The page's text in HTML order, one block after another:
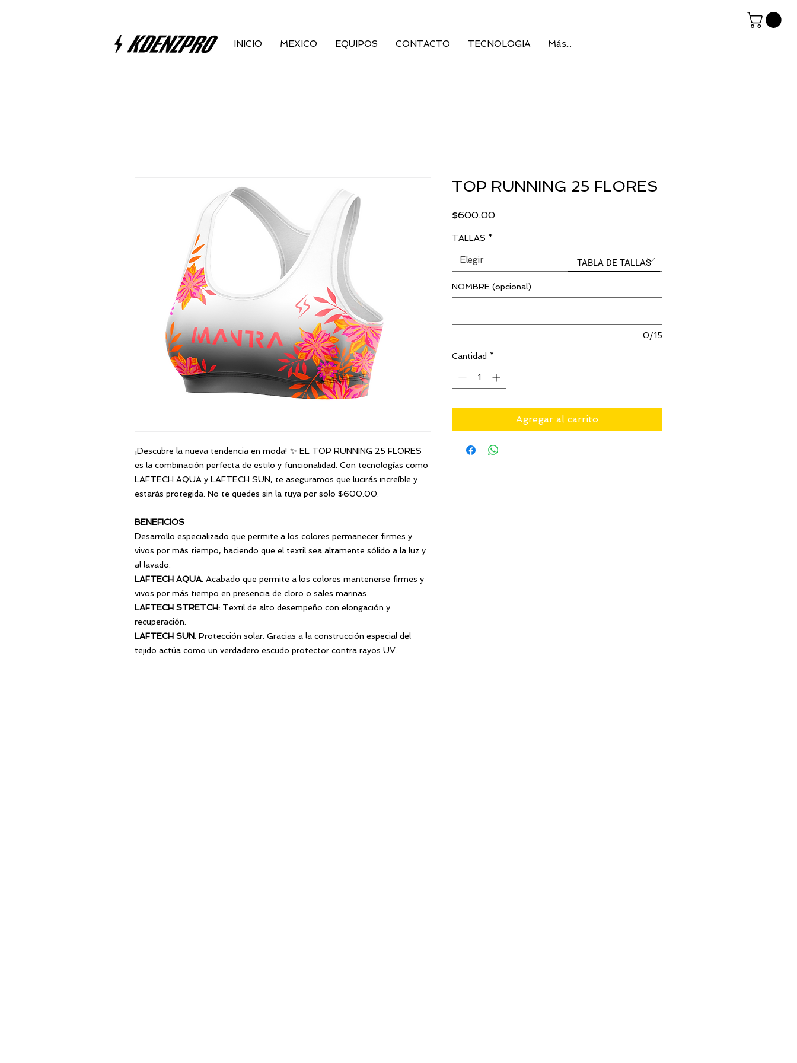
¡Descubre la nueva tendencia en moda! ✨ EL TOP RUNNING 25 FLORES
es la combinación perfecta de estilo y funcionalidad. Con tecnologías como
LAFTECH AQUA y LAFTECH SUN, te aseguramos que lucirás increíble y
estarás protegida. No te quedes sin la tuya por solo $600.00.
BENEFICIOS
Desarrollo especializado que permite a los colores permanecer firmes y
vivos por más tiempo, haciendo que el textil sea altamente sólido a la luz y
al lavado.
LAFTECH AQUA. Acabado que permite a los colores mantenerse firmes y
vivos por más tiempo en presencia de cloro o sales marinas.
LAFTECH STRETCH: Textil de alto desempeño con elongación y
recuperación.
LAFTECH SUN. Protección solar. Gracias a la construcción especial del
tejido actúa como un verdadero escudo protector contra rayos UV.
TOP RUNNING 25 FLORES
$600.00Precio
TALLAS *
Elegir
NOMBRE (opcional)
0/15
Cantidad *
Agregar al carrito
TABLA DE TALLAS
INICIO MEXICO EQUIPOS CONTACTO TECNOLOGIA Más...